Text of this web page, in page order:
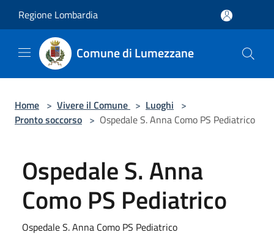
Regione Lombardia
Comune di Lumezzane
Home > Vivere il Comune > Luoghi >
Pronto soccorso > Ospedale S. Anna Como PS Pediatrico
Ospedale S. Anna
Como PS Pediatrico
Ospedale S. Anna Como PS Pediatrico